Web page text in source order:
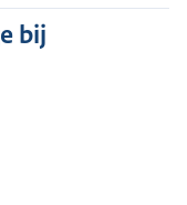
bij